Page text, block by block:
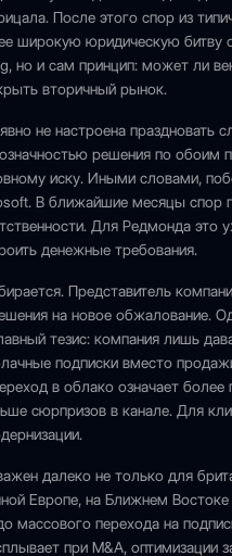
После этого спор из
широкую юридическую битву
но и сам принцип: может ли
вторичный рынок.
не настроена
решения по обоим
иску. Иными словами,
В ближайшие месяцы спор
Для Редмонда это
денежные требования.
Представитель
на новое обжалование.
тезис: компания лишь
подписки вместо
в облако означает
сюрпризов в канале. Для
далеко не только для
Европе, на Ближнем
массового перехода на
при M&A, оптимизации